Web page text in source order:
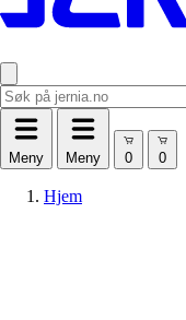
Meny Meny
Hjem